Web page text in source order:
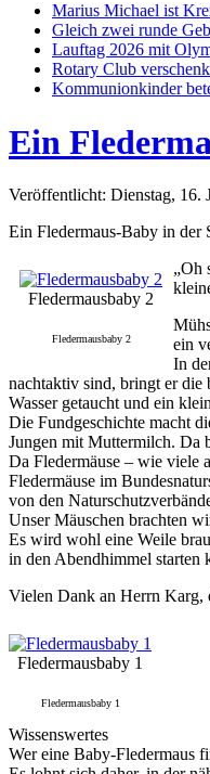
Marius Michael ist
Gleich zwei runde
Lauftag 2026 mit
Rotary Club
Kommunionkinder
Ein
Veröffentlicht: Dienstag, 16.
Ein Fledermaus-Baby in der
Fledermausbaby 2
Fledermausbaby 2
„Oh
ein
In
nachtaktiv sind, bringt er die
Wasser getaucht und ein
Die Fundgeschichte macht
Jungen mit Muttermilch. Da
Da Fledermäuse – wie viele
Fledermäuse im
von den
Unser Mäuschen brachten
Es wird wohl eine Weile
in den Abendhimmel
Vielen Dank an Herrn Karg,
Fledermausbaby 1
Fledermausbaby 1
Wissenswertes
Wer eine Baby-Fledermaus